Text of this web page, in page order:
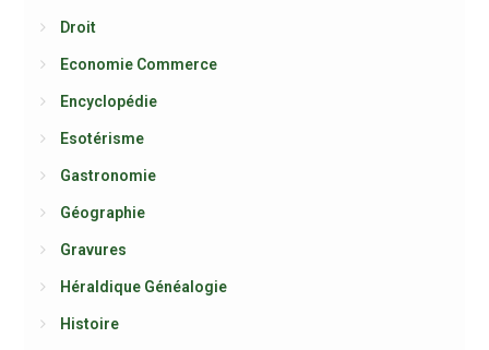
Droit
Economie Commerce
Encyclopédie
Esotérisme
Gastronomie
Géographie
Gravures
Héraldique Généalogie
Histoire